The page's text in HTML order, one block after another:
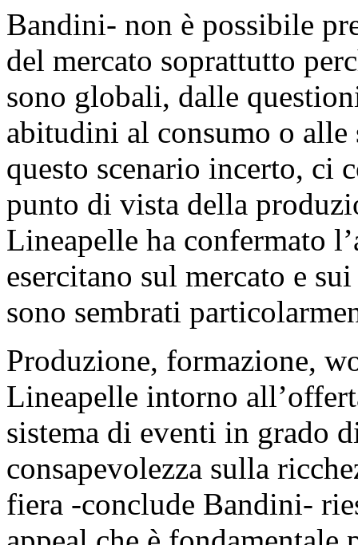
Bandini- non è possibile
del mercato soprattutto
sono globali, dalle
abitudini al consumo o
questo scenario incerto, ci
punto di vista della
Lineapelle ha confermato
esercitano sul mercato e
sono sembrati
Produzione, formazione,
Lineapelle intorno
sistema di eventi in grado
consapevolezza sulla
fiera -conclude Bandini-